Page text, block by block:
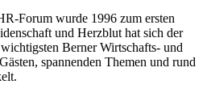
Forum wurde 1996 zum ersten
und Herzblut hat sich der
Berner Wirtschafts- und
spannenden Themen und rund